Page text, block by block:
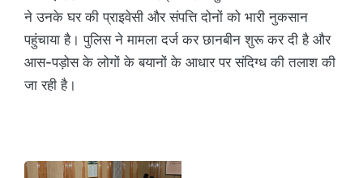
ने उनके घर की प्राइवेसी और संपत्ति दोनों को भारी नुकसान
पहुंचाया है। पुलिस ने मामला दर्ज कर छानबीन शुरू कर दी है और
आस-पड़ोस के लोगों के बयानों के आधार पर संदिग्ध की तलाश की
जा रही है।